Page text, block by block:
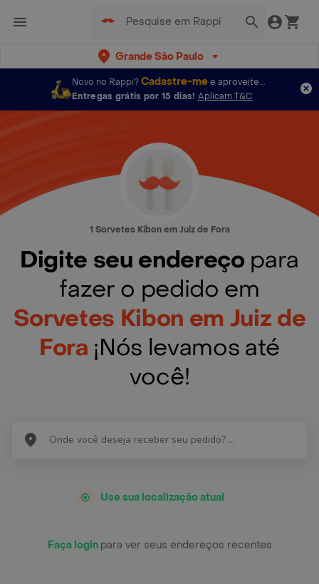
Grande São Paulo
Novo no Rappi? Cadastre-mee aproveite...
Entregas grátis por 15 dias! Aplicam T&C
1 Sorvetes Kibon em Juiz de Fora
Digite seu endereço para
fazer o pedido em
Sorvetes Kibon em Juiz de
Fora ¡Nós levamos até
você!
Use sua localização atual
Faça login para ver seus endereços recentes